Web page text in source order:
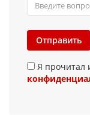
Отправить
Я прочитал